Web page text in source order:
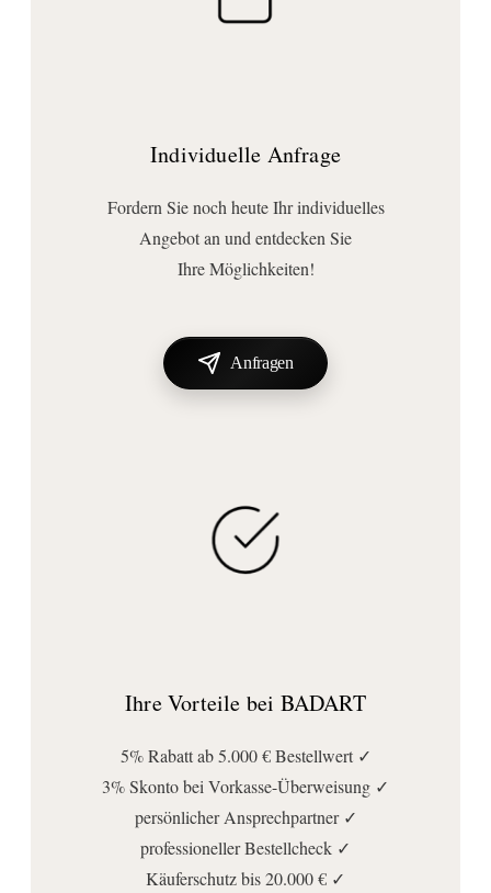
Individuelle Anfrage
Fordern Sie noch heute Ihr individuelles
Angebot an und entdecken Sie
Ihre Möglichkeiten!
Anfragen
Ihre Vorteile bei BADART
5% Rabatt ab 5.000 € Bestellwert ✓
3% Skonto bei Vorkasse-Überweisung ✓
persönlicher Ansprechpartner ✓
professioneller Bestellcheck ✓
Käuferschutz bis 20.000 € ✓